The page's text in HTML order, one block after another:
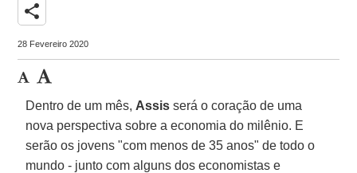
share
28 Fevereiro 2020
Dentro de um mês, Assis será o coração de uma
nova perspectiva sobre a economia do milênio. E
serão os jovens "com menos de 35 anos" de todo o
mundo - junto com alguns dos economistas e